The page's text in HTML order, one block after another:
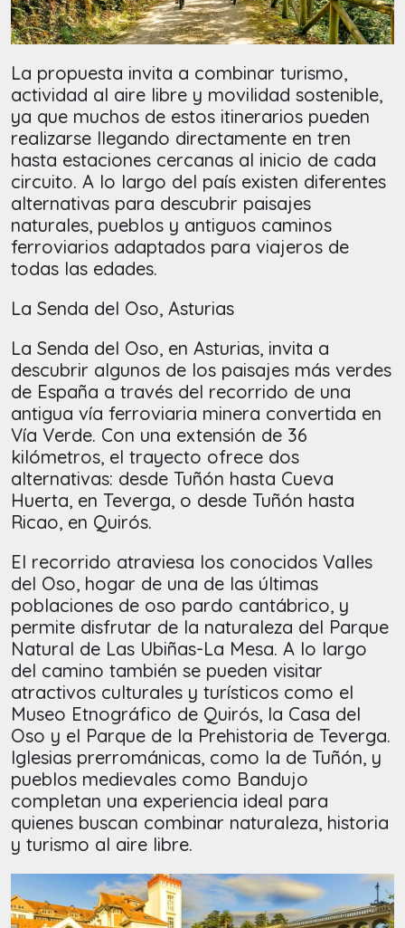
La propuesta invita a combinar turismo,
actividad al aire libre y movilidad sostenible,
ya que muchos de estos itinerarios pueden
realizarse llegando directamente en tren
hasta estaciones cercanas al inicio de cada
circuito. A lo largo del país existen diferentes
alternativas para descubrir paisajes
naturales, pueblos y antiguos caminos
ferroviarios adaptados para viajeros de
todas las edades.
La Senda del Oso, Asturias
La Senda del Oso, en Asturias, invita a
descubrir algunos de los paisajes más verdes
de España a través del recorrido de una
antigua vía ferroviaria minera convertida en
Vía Verde. Con una extensión de 36
kilómetros, el trayecto ofrece dos
alternativas: desde Tuñón hasta Cueva
Huerta, en Teverga, o desde Tuñón hasta
Ricao, en Quirós.
El recorrido atraviesa los conocidos Valles
del Oso, hogar de una de las últimas
poblaciones de oso pardo cantábrico, y
permite disfrutar de la naturaleza del Parque
Natural de Las Ubiñas-La Mesa. A lo largo
del camino también se pueden visitar
atractivos culturales y turísticos como el
Museo Etnográfico de Quirós, la Casa del
Oso y el Parque de la Prehistoria de Teverga.
Iglesias prerrománicas, como la de Tuñón, y
pueblos medievales como Bandujo
completan una experiencia ideal para
quienes buscan combinar naturaleza, historia
y turismo al aire libre.